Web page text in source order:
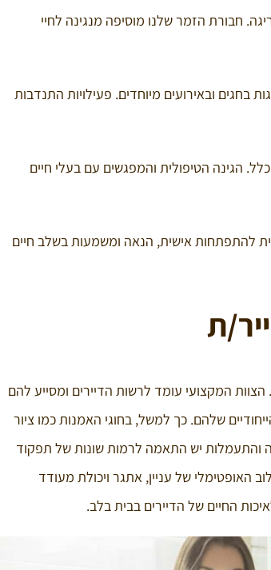
חבורת הזמר שלנו מוסיפה מנגינה לחיי
בחגים ובאירועים מיוחדים. פעילויות התנדבות
הגינה הטיפולית והמפגשים עם בעלי חיים
להתפתחות אישית, הנאה ומשמעות בשלב חיים
ת
המקצועי עומד לרשות הדיירים ומסייע להם
שלהם. כך למשל, בחוגי האמנות כמו ציור
והתעמלות יש התאמה לרמות שונות של תפקוד
האופטימלי של עניין, אתגר ויכולת מעודד
החיים של הדיירים בבית בלב.